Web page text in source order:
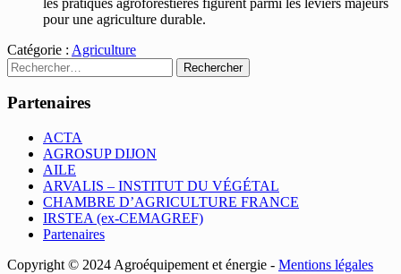
pour une agriculture durable.
Catégorie : Agriculture
Rechercher :
Partenaires
ACTA
AGROSUP DIJON
AILE
ARVALIS – INSTITUT DU VÉGÉTAL
CHAMBRE D’AGRICULTURE FRANCE
IRSTEA (ex-CEMAGREF)
Partenaires
Copyright © 2024 Agroéquipement et énergie - Mentions légales